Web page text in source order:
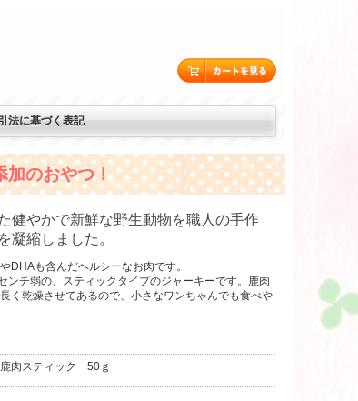
法に基づく表記
加のおやつ！
健やかで新鮮な野生動物を職人の手作
凝縮しました。
DHAも含んだヘルシーなお肉です。
ンチ弱の、スティックタイプのジャーキーです。鹿肉
く乾燥させてあるので、小さなワンちゃんでも食べや
鹿肉スティック 50ｇ